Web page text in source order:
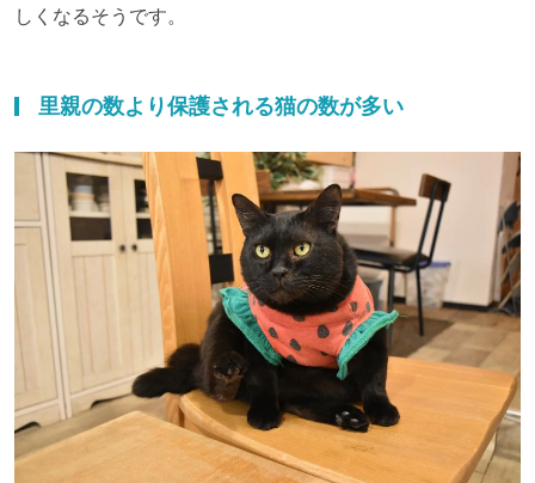
しくなるそうです。
里親の数より保護される猫の数が多い